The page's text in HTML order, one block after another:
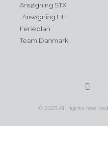
Ansøgning STX
Ansøgning HF
Ferieplan
Team Danmark
© 2023 All rights